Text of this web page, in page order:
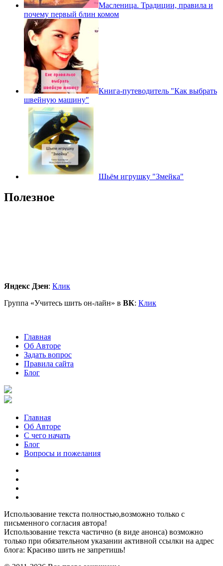
Масленица. Традиции, правила и
почему первый блин комом
Книга-путеводитель "Как выбрать
швейную машину"
Шьём игрушку "Змейка"
Полезное
Яндекс Дзен: Клик
Группа «Учитесь шить он-лайн» в ВК: Клик
Главная
Об Авторе
Задать вопрос
Правила сайта
Блог
Главная
Об Авторе
С чего начать
Блог
Вопросы и пожелания
Использование текста полностью,возможно только с
письменного согласия автора!
Использование текста частично (в виде анонса) возможно
только при обязательном указании активной ссылки на адрес
блога: Красиво шить не запретишь!